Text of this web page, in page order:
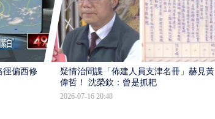
徑偏西修
疑情治間諜「佈建人員支津名冊」赫見黃
偉哲！ 沈榮欽：曾是抓耙
2026-07-16 20:48